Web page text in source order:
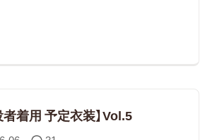
者着用 予定衣装】Vol.5